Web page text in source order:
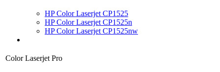
HP Color Laserjet CP1525
HP Color Laserjet CP1525n
HP Color Laserjet CP1525nw
Color Laserjet Pro